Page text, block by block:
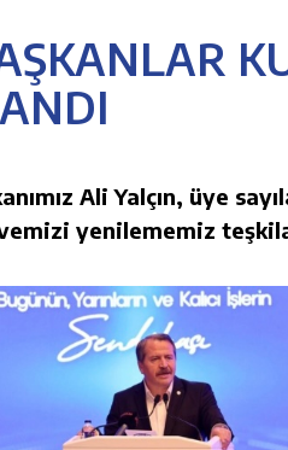
Ali Yalçın, üye
yenilememiz